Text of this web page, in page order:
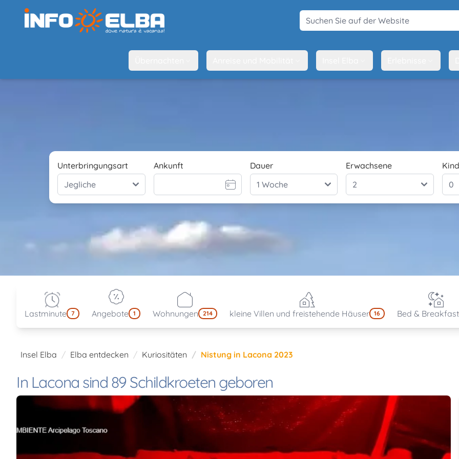
Suchen Sie auf der Website
Unterbringungsart Ankunft Dauer Erwachsene
Lastminute 7 Angebote 1 Wohnungen 214 kleine Villen und freistehende Häuser 16 Bed & Breakfast
Insel Elba Elba entdecken Kuriositäten Nistung in Lacona 2023
In Lacona sind 89 Schildkroeten geboren